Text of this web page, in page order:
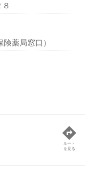
薬局窓口）
ルート
を見る